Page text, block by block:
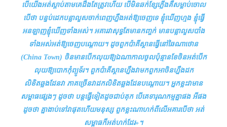
បើ​យើង​អត់​ស្ដាប់​តាម​គេ​ដឹង​តែ​ត្រូវ​ហើយ បើ​មិន​ឆក់​ខ្សែភ្លើង​គឺ​សម្លាប់ចោល
បើ​ថា បន្ទប់ដេក​បន្លា​លួស​ចាក់​ពេញ​ហ្នឹង​អត់ឱ្យ​ចេញ​ទេ ខ្ញុំ​ឃើញ​ហ្មង ខ្ញុំ​ធ្វើ​
អនឡាញ​ខ្ញុំ​ឃើញ​ទាំងអស់។ អគារ​វា​សុទ្ធ​តែ​មាន​កញ្ចក់ មាន​បន្លា​លួស​បាំង​
ទាំងអស់​អត់​ឱ្យ​ចេញ​បណ្ដោយ។ ដូច​ពួក​ប៉ាគីស្ថាន​ធ្វើ​នៅ​ឆៃណាថោន
(China Town) ចិន​មាន​បើក​លុយ​ឱ្យ​ឯណា​កាល​ចូល​ប៉ុន្មាន​ខែ​ចិន​អត់​បើក​
លុយ​ឱ្យ​បោក​កុំព្យូទ័រ។ ពួក​ប៉ាគីស្ថាន​ហ្នឹង​វា​មក​ពួក​អាចិន​ហ្នឹង​ដក​
លិខិតឆ្លងដែន​វា ភាគច្រើន​វា​ដក​លិខិតឆ្លងដែន​បណ្ដោយ។ អ្នកខ្លះ​វា​មាន​
សម្ពាធ​ផ្សេងៗ ដូច​ថា បន្ត​ធ្វើ​ទៀត​ដូច​ជាប់គុក បើ​គេ​ទារុណកម្ម​គ្នា​ផង អី​ផង
ដូច​ថា គ្នា​ងាប់​ទៅ​វា​ផុត​ហើយ​មនុស្ស ពួក​ខ្លះ​ណា​ហក់​ពី​លើ​អគារ​បើ​ថា អត់​
សម្ពាធ​ក៏​អត់​ហក់​ដែរ»។